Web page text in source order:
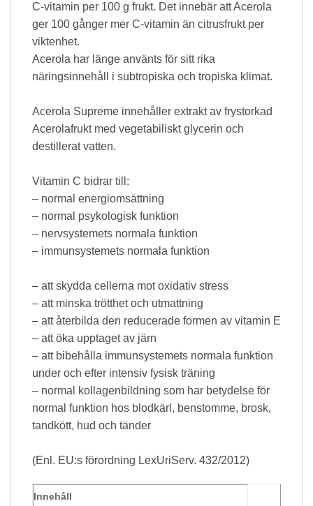
C-vitamin per 100 g frukt. Det innebär att Acerola
ger 100 gånger mer C-vitamin än citrusfrukt per
viktenhet.
Acerola har länge använts för sitt rika
näringsinnehåll i subtropiska och tropiska klimat.
Acerola Supreme innehåller extrakt av frystorkad
Acerolafrukt med vegetabiliskt glycerin och
destillerat vatten.
Vitamin C bidrar till:
– normal energiomsättning
– normal psykologisk funktion
– nervsystemets normala funktion
– immunsystemets normala funktion
– att skydda cellerna mot oxidativ stress
– att minska trötthet och utmattning
– att återbilda den reducerade formen av vitamin E
– att öka upptaget av järn
– att bibehålla immunsystemets normala funktion
under och efter intensiv fysisk träning
– normal kollagenbildning som har betydelse för
normal funktion hos blodkärl, benstomme, brosk,
tandkött, hud och tänder
(Enl. EU:s förordning LexUriServ. 432/2012)
Innehåll